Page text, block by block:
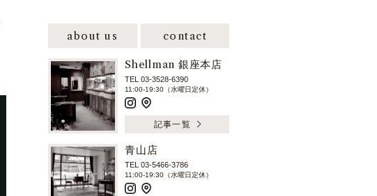
about us contact
Shellman 銀座本店
TEL 03-3528-6390
11:00-19:30（水曜日定休）
記事一覧
青山店
TEL 03-5466-3786
11:00-19:30（水曜日定休）